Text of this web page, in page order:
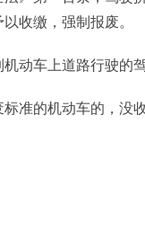
收缴，强制报废。
动车上道路行驶的
标准的机动车的，没